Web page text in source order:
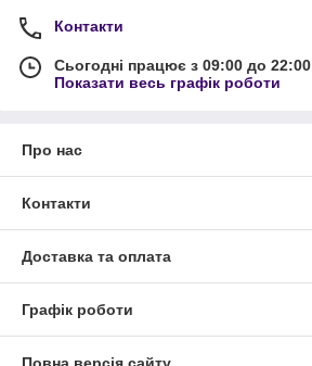
Контакти
Сьогодні працює з 09:00 до 22:00
Показати весь графік роботи
Про нас
Контакти
Доставка та оплата
Графік роботи